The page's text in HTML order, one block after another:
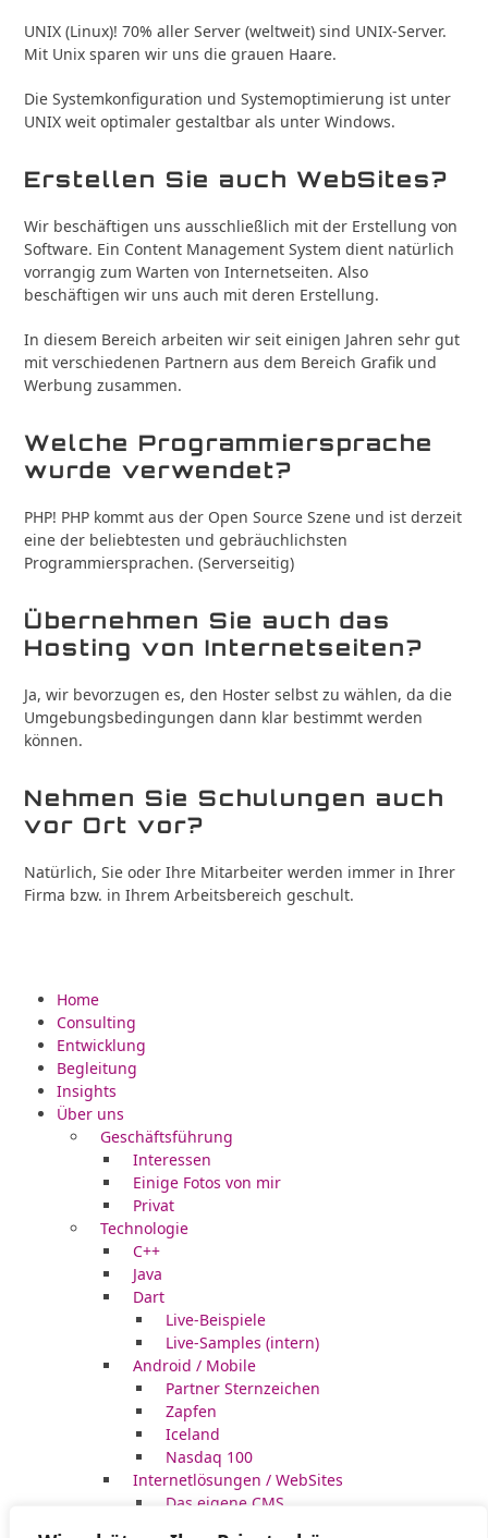
UNIX (Linux)! 70% aller Server (weltweit) sind UNIX-Server.
Mit Unix sparen wir uns die grauen Haare.
Die Systemkonfiguration und Systemoptimierung ist unter
UNIX weit optimaler gestaltbar als unter Windows.
Erstellen Sie auch WebSites?
Wir beschäftigen uns ausschließlich mit der Erstellung von
Software. Ein Content Management System dient natürlich
vorrangig zum Warten von Internetseiten. Also
beschäftigen wir uns auch mit deren Erstellung.
In diesem Bereich arbeiten wir seit einigen Jahren sehr gut
mit verschiedenen Partnern aus dem Bereich Grafik und
Werbung zusammen.
Welche Programmiersprache
wurde verwendet?
PHP! PHP kommt aus der Open Source Szene und ist derzeit
eine der beliebtesten und gebräuchlichsten
Programmiersprachen. (Serverseitig)
Übernehmen Sie auch das
Hosting von Internetseiten?
Ja, wir bevorzugen es, den Hoster selbst zu wählen, da die
Umgebungsbedingungen dann klar bestimmt werden
können.
Nehmen Sie Schulungen auch
vor Ort vor?
Natürlich, Sie oder Ihre Mitarbeiter werden immer in Ihrer
Firma bzw. in Ihrem Arbeitsbereich geschult.
Home
Consulting
Entwicklung
Begleitung
Insights
Über uns
Geschäftsführung
Interessen
Einige Fotos von mir
Privat
Technologie
C++
Java
Dart
Live-Beispiele
Live-Samples (intern)
Android / Mobile
Partner Sternzeichen
Zapfen
Iceland
Nasdaq 100
Internetlösungen / WebSites
Das eigene CMS